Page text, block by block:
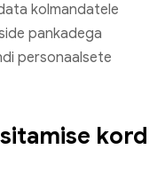
kolmandatele
pankadega
personaalsete
kord